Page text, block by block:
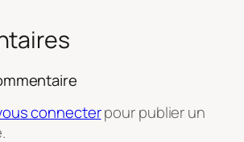
connecterpour publier un